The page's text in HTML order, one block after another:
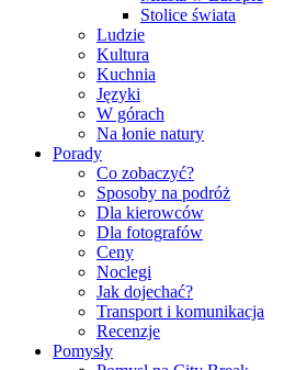
Stolice świata
Ludzie
Kultura
Kuchnia
Języki
W górach
Na łonie natury
Porady
Co zobaczyć?
Sposoby na podróż
Dla kierowców
Dla fotografów
Ceny
Noclegi
Jak dojechać?
Transport i komunikacja
Recenzje
Pomysły